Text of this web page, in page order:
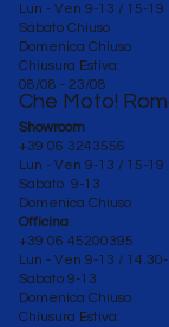
Che Moto!
Showroom
+39 06 3243556
Lun - Ven 9-13 / 15-19
Sabato 9-13
Domenica Chiuso
Officina
+39 06 45200395
Lun - Ven 9-13 /
Sabato 9-13
Domenica Chiuso
Chiusura Estiva:
Lun - Ven 9-13 / 15-19
Sabato Chiuso
Domenica Chiuso
Chiusura Estiva:
08/08 - 23/08